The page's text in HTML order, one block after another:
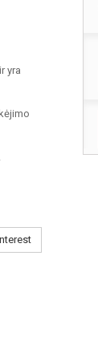
yra
.